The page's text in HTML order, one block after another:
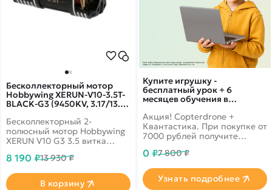
Купите игрушку -
бесплатный урок + 6
месяцев обучения в
Акция! Copterdrone +
Квантастика. При покупке от
7000 рублей получите
нашего партнера
0 ₽7 800 ₽
Узнать подробнее
Бесколлекторный мотор
Hobbywing XERUN-V10-3.5T-
BLACK-G3 (9450KV, 3.17/13.3,
Бесколлекторный 2-
полюсный мотор Hobbywing
XERUN V10 G3 3.5 витка
для шоссейных и дрифтовых
8 190 ₽13 930 ₽
В корзину